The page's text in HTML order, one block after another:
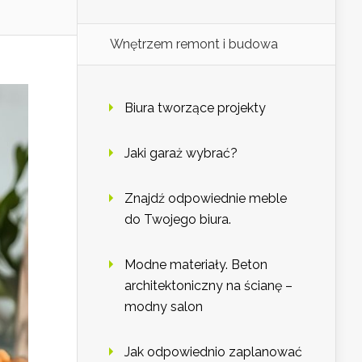
Wnętrzem remont i budowa
Biura tworzące projekty
Jaki garaż wybrać?
Znajdź odpowiednie meble
do Twojego biura.
Modne materiały. Beton
architektoniczny na ścianę –
modny salon
Jak odpowiednio zaplanować